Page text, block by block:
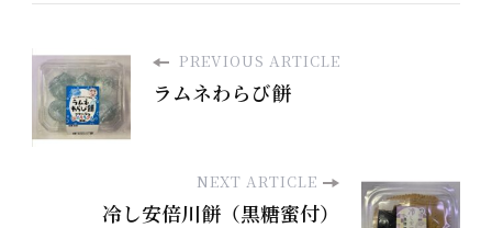
PREVIOUS ARTICLE
ラムネわらび餅
NEXT ARTICLE
冷し安倍川餅（黒糖蜜付）